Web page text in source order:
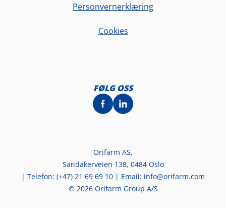
Personvernerklæring
Cookies
FØLG OSS
Orifarm AS,
Sandakerveien 138, 0484 Oslo
| Telefon: (+47) 21 69 69 10 | Email: info@orifarm.com
© 2026 Orifarm Group A/S